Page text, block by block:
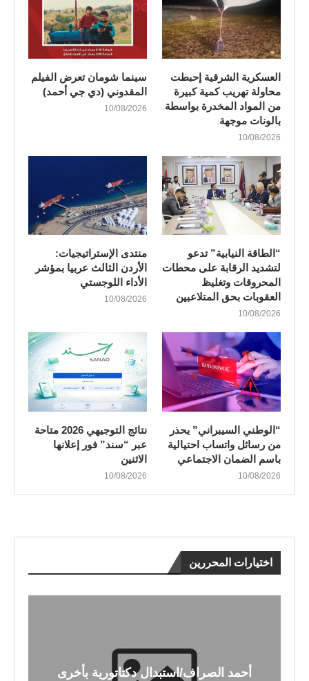
العسكرية الشرقية إحبطت
محاولة تهريب كمية كبيرة
من المواد المخدرة بواسطة
بالونات موجهة
10/08/2026
سينما شومان تعرض الفيلم
المقدوني (دي جي أحمد)
10/08/2026
“الطاقة النيابية” تدعو
لتشديد الرقابة على محطات
المحروقات وتغليظ
العقوبات بحق المتلاعبين
10/08/2026
منتدى الإستراتيجيات:
الأردن الثالث عربيا بمؤشر
الأداء اللوجستي
10/08/2026
“الوطني السيبراني” يحذر
من رسائل واتساب احتيالية
باسم الضمان الاجتماعي
10/08/2026
نتائج التوجيهي 2026 متاحة
عبر “سند” فور إعلانها
الاثنين
10/08/2026
اختيارات المحررين
أحمد الصراف/استبدال دكتاتورية بأخرى